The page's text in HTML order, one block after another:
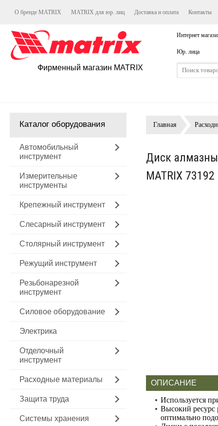
О бренде MATRIX MATRIX для юр. лиц Доставка и оплата Контакты
Фирменный магазин MATRIX
Интернет
Юр. лица
Каталог оборудования
Автомобильный
инструмент
Измерительные
инструменты
Крепежный инструмент
Слесарный инструмент
Столярный инструмент
Режущий инструмент
Резьбонарезной
инструмент
Силовое оборудование
Электрика
Отделочный
инструмент
Расходные материалы
Защита труда
Системы хранения
Главная
Диск
MATRIX 73192
ОПИСАНИЕ
Используется
Высокий ресурс
оптимально